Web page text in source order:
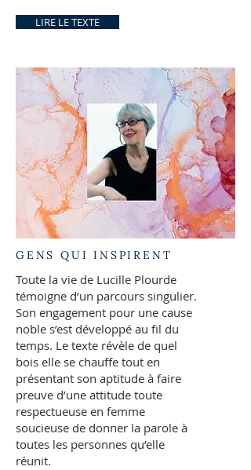
LIRE LE TEXTE
GENS QUI INSPIRENT
Toute la vie de Lucille Plourde
témoigne d’un parcours singulier.
Son engagement pour une cause
noble s’est développé au fil du
temps. Le texte révèle de quel
bois elle se chauffe tout en
présentant son aptitude à faire
preuve d’une attitude toute
respectueuse en femme
soucieuse de donner la parole à
toutes les personnes qu’elle
réunit.